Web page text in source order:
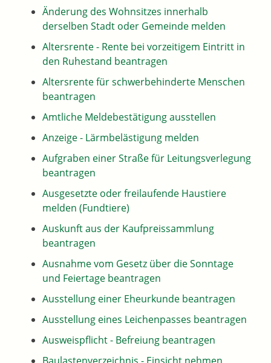
Änderung des Wohnsitzes innerhalb
derselben Stadt oder Gemeinde melden
Altersrente - Rente bei vorzeitigem Eintritt in
den Ruhestand beantragen
Altersrente für schwerbehinderte Menschen
beantragen
Amtliche Meldebestätigung ausstellen
Anzeige - Lärmbelästigung melden
Aufgraben einer Straße für Leitungsverlegung
beantragen
Ausgesetzte oder freilaufende Haustiere
melden (Fundtiere)
Auskunft aus der Kaufpreissammlung
beantragen
Ausnahme vom Gesetz über die Sonntage
und Feiertage beantragen
Ausstellung einer Eheurkunde beantragen
Ausstellung eines Leichenpasses beantragen
Ausweispflicht - Befreiung beantragen